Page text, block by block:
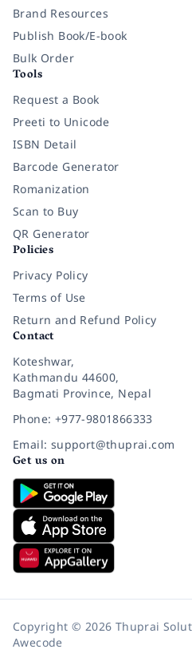
Brand Resources
Publish Book/E-book
Bulk Order
Tools
Request a Book
Preeti to Unicode
ISBN Detail
Barcode Generator
Romanization
Scan to Buy
QR Generator
Policies
Privacy Policy
Terms of Use
Return and Refund Policy
Contact
Koteshwar,
Kathmandu 44600,
Bagmati Province, Nepal
Phone: +977-9801866333
Email: support@thuprai.com
Get us on
Copyright © 2026 Thuprai
Awecode